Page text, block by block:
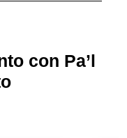
con Pa’l